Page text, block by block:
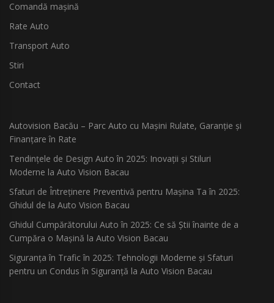
Comandă mașină
Rate Auto
Transport Auto
Stiri
Contact
Autovision Bacău – Parc Auto cu Mașini Rulate, Garanție și
Finanțare în Rate
Tendințele de Design Auto în 2025: Inovații și Stiluri
Moderne la Auto Vision Bacau
Sfaturi de Întreținere Preventivă pentru Mașina Ta în 2025:
Ghidul de la Auto Vision Bacau
Ghidul Cumpărătorului Auto în 2025: Ce să Știi înainte de a
Cumpăra o Mașină la Auto Vision Bacau
Siguranța în Trafic în 2025: Tehnologii Moderne și Sfaturi
pentru un Condus în Siguranță la Auto Vision Bacau